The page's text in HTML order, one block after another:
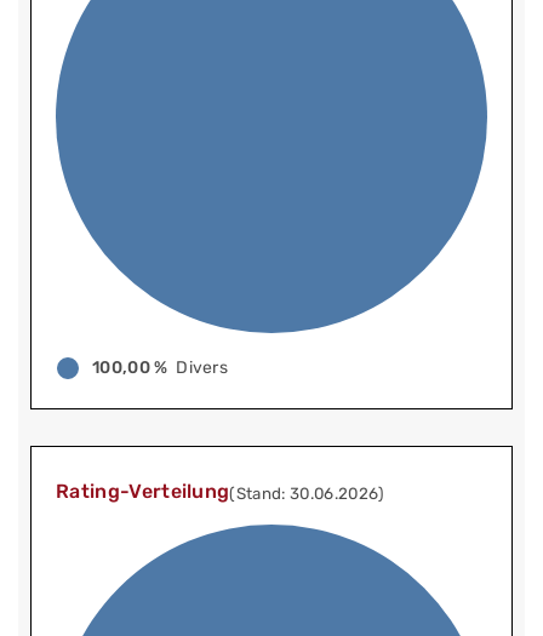
100,00 % Divers
Rating-Verteilung(Stand: 30.06.2026)